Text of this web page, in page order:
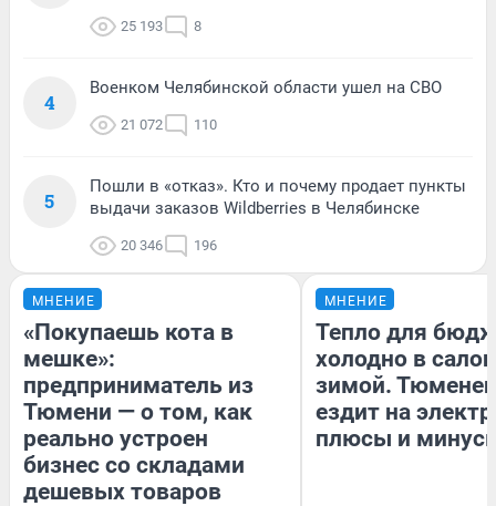
25 193 8
4
Военком Челябинской области ушел на СВО
21 072 110
5
Пошли в «отказ». Кто и почему продает пункты
выдачи заказов Wildberries в Челябинске
20 346 196
МНЕНИЕ
«Покупаешь кота в
мешке»:
предприниматель из
Тюмени — о том, как
реально устроен
бизнес со складами
дешевых товаров
МНЕНИЕ
Тепло для
холодно в
зимой.
ездит на
плюсы и